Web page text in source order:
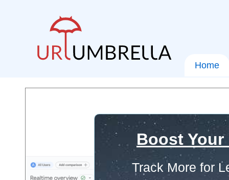
Home
Boost
Track More for